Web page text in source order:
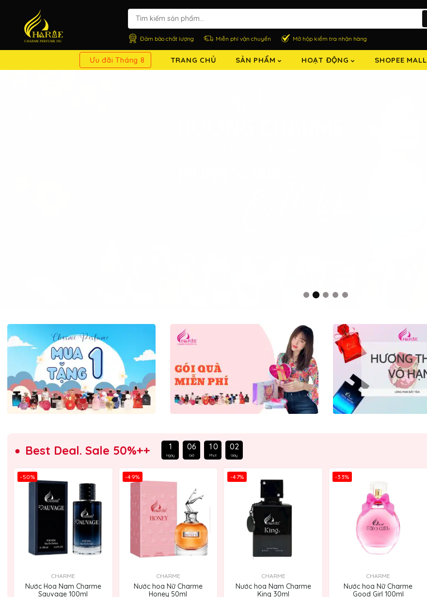
Đảm bảo chất lượng Miễn phí vận chuyển Mở hộp kiểm tra nhận hàng
Ưu đãi Tháng 8 TRANG CHỦ SẢN PHẨM HOẠT ĐỘNG SHOPEE MALL
Best Deal. Sale 50%++ 1
Ngày
06
Giờ
1 0
Phút
00
Giây
-50%
CHARME
Nước Hoa Nam Charme
Sauvage 100ml
-49%
CHARME
Nước hoa Nữ Charme
Honey 50ml
-47%
CHARME
Nước hoa Nam Charme
King 30ml
-33%
CHARME
Nước hoa Nữ Charme
Good Girl 100ml